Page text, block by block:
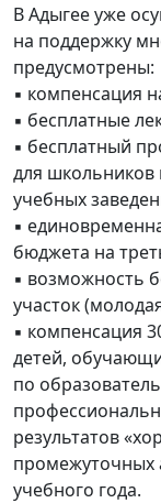
В Адыгее уже
на поддержку
предусмотрены:
▪️ компенсация
▪️ бесплатные
▪️ бесплатный
для школьников
учебных
▪️
бюджета на
▪️ возможность
участок
▪️ компенсация
детей,
по
результатов
промежуточных
учебного года.